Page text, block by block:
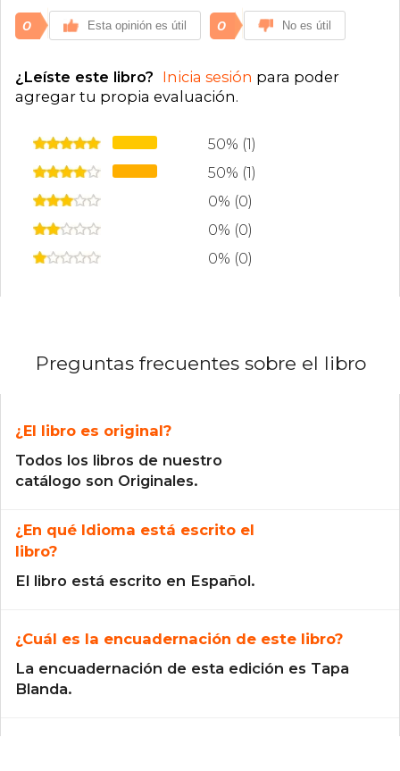
0 Esta opinión es útil 0 No es útil
¿Leíste este libro? Inicia sesión para poder
agregar tu propia evaluación.
50% (1)
50% (1)
0% (0)
0% (0)
0% (0)
Preguntas frecuentes sobre el libro
¿El libro es original?
Todos los libros de nuestro
catálogo son Originales.
¿En qué Idioma está escrito el
libro?
El libro está escrito en Español.
¿Cuál es la encuadernación de este libro?
La encuadernación de esta edición es Tapa
Blanda.